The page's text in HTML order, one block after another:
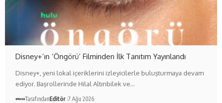
Disney+’ın ‘Öngörü’ Filminden İlk Tanıtım Yayınlandı
Disney+, yeni lokal içeriklerini izleyicilerle buluşturmaya devam
ediyor. Başrollerinde Hilal Altınbilek ve…
TarafındanEditör 7 Ağu 2026